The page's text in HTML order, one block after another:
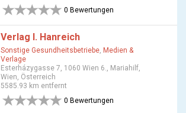
0 Bewertungen
Verlag I. Hanreich
Sonstige Gesundheitsbetriebe, Medien &
Verlage
Esterházygasse 7, 1060 Wien 6., Mariahilf,
Wien, Österreich
5585.93 km entfernt
0 Bewertungen